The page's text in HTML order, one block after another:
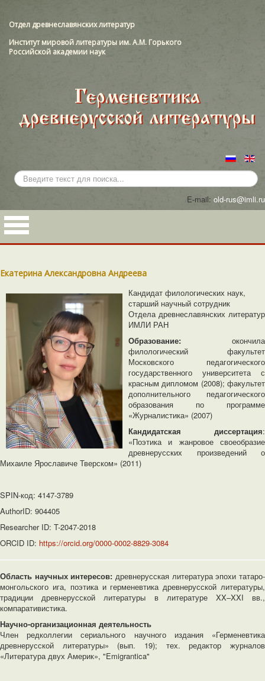
Отдел древнеславянских литератур
Институт мировой литературы им. А.М. Горького
Российской академии наук
Искать...
E-mail: old-rus@imli.ru
Екатерина Александровна Андреева
Кандидат филологических наук,
старший научный сотрудник
Отдела древнеславянских литератур
ИМЛИ РАН
Образование: окончила
филологический факультет
Московского педагогического
государственного университета с
красным дипломом (2008); факультет
дополнительного педагогического
образования по программе
«Журналистика» (2007)
Кандидатская диссертация:
«Поэтика и жанровое своеобразие
древнерусских произведений о
Михаиле Ярославиче Тверском» (2011)
SPIN-код: 4147-3789
AuthorID: 904405
Researcher ID: T-2047-2018
ORCID ID: https://orcid.org/0000-0002-8829-3084
Область научных интересов: древнерусская литература эпохи татаро-
монгольского ига, поэтика и герменевтика древнерусской литературы,
традиции древнерусской литературы в литературе XX–XXI вв.,
компаративистика.
Научно-организационная деятельность
Член редколлегии сериального научного издания «Герменевтика
древнерусской литературы» (вып. 19); тех. редактор журналов
«Литература двух Америк», "Emigrantica"